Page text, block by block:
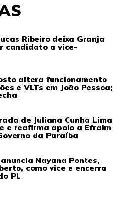
Ribeiro deixa Granja
candidato a vice-
altera funcionamento
e VLTs em João Pessoa;
de Juliana Cunha Lima
e reafirma apoio a Efraim
da Paraíba
Nayana Pontes,
como vice e encerra
PL